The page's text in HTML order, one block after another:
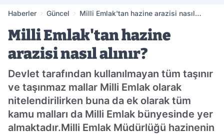
Haberler Güncel
Milli Emlak'tan hazine arazisi nasıl
Milli Emlak'tan hazine
arazisi nasıl alınır?
Devlet tarafından kullanılmayan tüm taşınır
ve taşınmaz mallar Milli Emlak olarak
nitelendirilirken buna da ek olarak tüm
kamu malları da Milli Emlak bünyesinde yer
almaktadır.Milli Emlak Müdürlüğü hazinenin